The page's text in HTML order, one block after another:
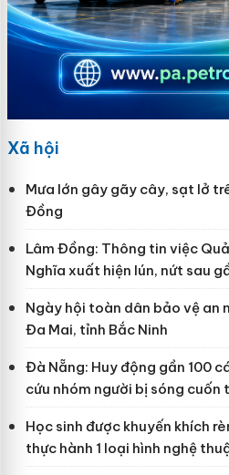
Xã hội
Mưa lớn gây gãy cây, sạt lở
Đồng
Lâm Đồng: Thông tin việc
Nghĩa xuất hiện lún, nứt sau
Ngày hội toàn dân bảo vệ an
Đa Mai, tỉnh Bắc Ninh
Đà Nẵng: Huy động gần 100
cứu nhóm người bị sóng cuốn
Học sinh được khuyến khích
thực hành 1 loại hình nghệ